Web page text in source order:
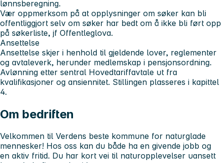
lønnsberegning.
Vær oppmerksom på at opplysninger om søker kan bli
offentliggjort selv om søker har bedt om å ikke bli ført opp
på søkerliste, jf Offentleglova.
Ansettelse
Ansettelse skjer i henhold til gjeldende lover, reglementer
og avtaleverk, herunder medlemskap i pensjonsordning.
Avlønning etter sentral Hovedtariffavtale ut fra
kvalifikasjoner og ansiennitet. Stillingen plasseres i kapittel
4.
Om bedriften
Velkommen til Verdens beste kommune for naturglade
mennesker! Hos oss kan du både ha en givende jobb og
en aktiv fritid. Du har kort vei til naturopplevelser uansett